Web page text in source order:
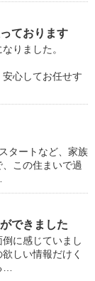
ております
りました。
心してお任せす
タートなど、家族
この住まいで過
できました
に感じていまし
しい情報だけく